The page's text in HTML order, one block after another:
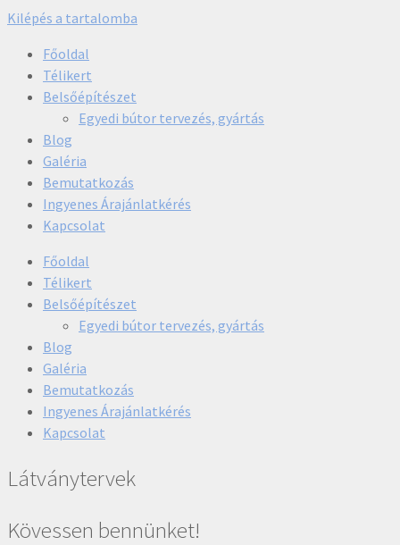
Kilépés a tartalomba
Főoldal
Télikert
Belsőépítészet
Egyedi bútor tervezés, gyártás
Blog
Galéria
Bemutatkozás
Ingyenes Árajánlatkérés
Kapcsolat
Főoldal
Télikert
Belsőépítészet
Egyedi bútor tervezés, gyártás
Blog
Galéria
Bemutatkozás
Ingyenes Árajánlatkérés
Kapcsolat
Látványtervek
Kövessen bennünket!